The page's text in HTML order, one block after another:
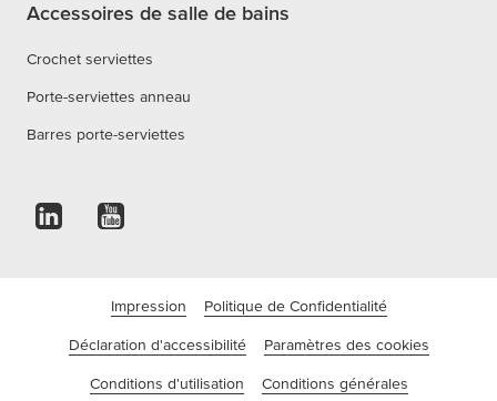
Accessoires de salle de bains
Crochet serviettes
Porte-serviettes anneau
Barres porte-serviettes
Impression Politique de Confidentialité
Déclaration d'accessibilité Paramètres des cookies
Conditions d'utilisation Conditions générales